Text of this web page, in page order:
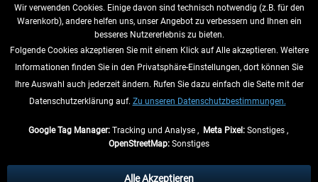
VERTRAG WIDERRUFEN
INFORMATIONEN
anders beschrieben.
Wir verwenden Cookies. Einige davon sind technisch notwendig (z.B. für den
Warenkorb), andere helfen uns, unser Angebot zu verbessern und Ihnen ein
besseres Nutzererlebnis zu bieten.
Folgende Cookies akzeptieren Sie mit einem Klick auf Alle akzeptieren. Weitere
Informationen finden Sie in den Privatsphäre-Einstellungen, dort können Sie
Ihre Auswahl auch jederzeit ändern. Rufen Sie dazu einfach die Seite mit der
Datenschutzerklärung auf. Zu unseren Datenschutzbestimmungen.
Google Tag Manager:Tracking und Analyse , Meta Pixel:Sonstiges ,
OpenStreetMap: Sonstiges
Alle Akzeptieren